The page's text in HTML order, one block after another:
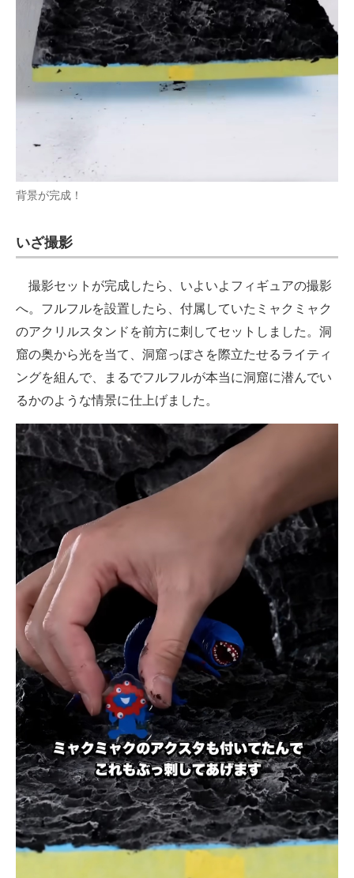
背景が完成！
いざ撮影
撮影セットが完成したら、いよいよフィギュアの撮影
へ。フルフルを設置したら、付属していたミャクミャク
のアクリルスタンドを前方に刺してセットしました。洞
窟の奥から光を当て、洞窟っぽさを際立たせるライティ
ングを組んで、まるでフルフルが本当に洞窟に潜んでい
るかのような情景に仕上げました。